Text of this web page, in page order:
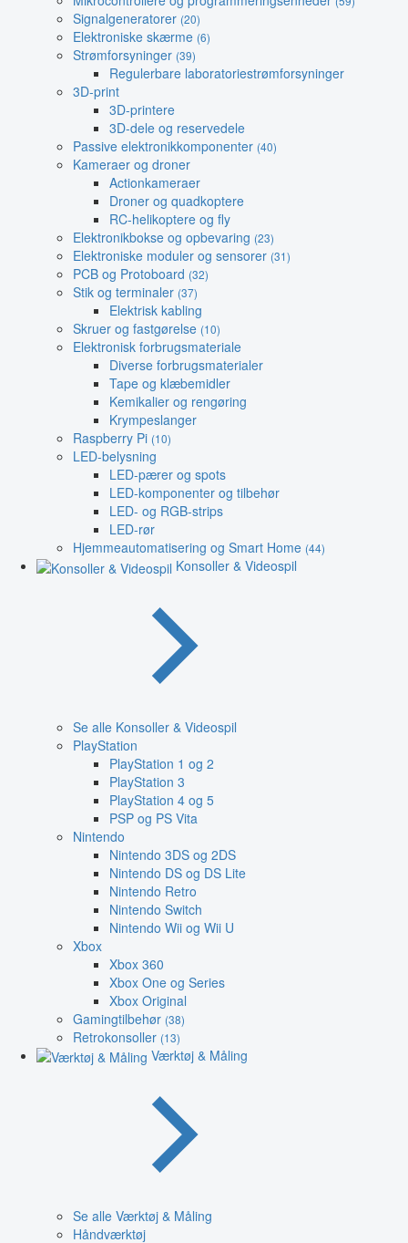
Signalgeneratorer (20)
Elektroniske skærme (6)
Strømforsyninger (39)
Regulerbare laboratoriestrømforsyninger
3D-print
3D-printere
3D-dele og reservedele
Passive elektronikkomponenter (40)
Kameraer og droner
Actionkameraer
Droner og quadkoptere
RC-helikoptere og fly
Elektronikbokse og opbevaring (23)
Elektroniske moduler og sensorer (31)
PCB og Protoboard (32)
Stik og terminaler (37)
Elektrisk kabling
Skruer og fastgørelse (10)
Elektronisk forbrugsmateriale
Diverse forbrugsmaterialer
Tape og klæbemidler
Kemikalier og rengøring
Krympeslanger
Raspberry Pi (10)
LED-belysning
LED-pærer og spots
LED-komponenter og tilbehør
LED- og RGB-strips
LED-rør
Hjemmeautomatisering og Smart Home (44)
Konsoller & Videospil
Se alle Konsoller & Videospil
PlayStation
PlayStation 1 og 2
PlayStation 3
PlayStation 4 og 5
PSP og PS Vita
Nintendo
Nintendo 3DS og 2DS
Nintendo DS og DS Lite
Nintendo Retro
Nintendo Switch
Nintendo Wii og Wii U
Xbox
Xbox 360
Xbox One og Series
Xbox Original
Gamingtilbehør (38)
Retrokonsoller (13)
Værktøj & Måling
Se alle Værktøj & Måling
Håndværktøj